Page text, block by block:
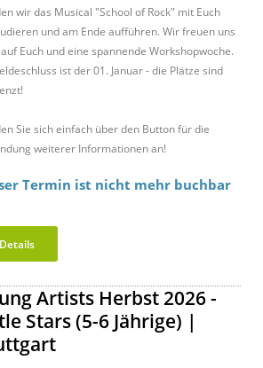
wir das Musical "School of Rock" mit Euch
und am Ende aufführen. Wir freuen uns
Euch und eine spannende Workshopwoche.
ist der 01. Januar - die Plätze sind
Sie sich einfach über den Button für die
weiterer Informationen an!
Termin ist nicht mehr buchbar
Details
Artists Herbst 2026 -
Stars (5-6 Jährige) |